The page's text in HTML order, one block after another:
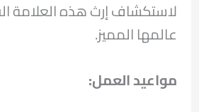
لاستكشاف إرث هذه العلامة
عالمها المميز.
مواعيد العمل: